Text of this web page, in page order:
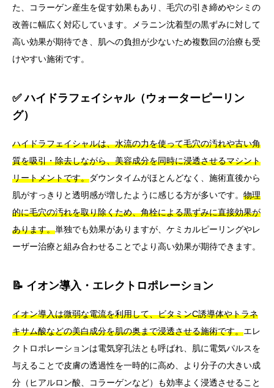
た、コラーゲン産生を促す効果もあり、毛穴の引き締めやシミの
改善に幅広く対応しています。メラニン沈着型の黒ずみに対して
高い効果が期待でき、肌への負担が少ないため複数回の治療も受
けやすい施術です。
✅ ハイドラフェイシャル（ウォーターピーリン
グ）
ハイドラフェイシャルは、水流の力を使って毛穴の汚れや古い角
質を吸引・除去しながら、美容成分を同時に浸透させるマシント
リートメントです。ダウンタイムがほとんどなく、施術直後から
肌がすっきりと透明感が増したように感じる方が多いです。 物理
的に毛穴の汚れを取り除くため、角栓による黒ずみに直接効果が
あります。単独でも効果がありますが、ケミカルピーリングやレ
ーザー治療と組み合わせることでより高い効果が期待できます。
📝 イオン導入・エレクトロポレーション
イオン導入は微弱な電流を利用して、ビタミンC誘導体やトラネ
キサム酸などの美白成分を肌の奥まで浸透させる施術です。エレ
クトロポレーションは電気穿孔法とも呼ばれ、肌に電気パルスを
与えることで皮膚の透過性を一時的に高め、より分子の大きい成
分（ヒアルロン酸、コラーゲンなど）も効率よく浸透させること